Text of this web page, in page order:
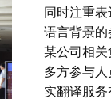
同时注重
语言背景的
某公司相关
多方参与
实翻译服务